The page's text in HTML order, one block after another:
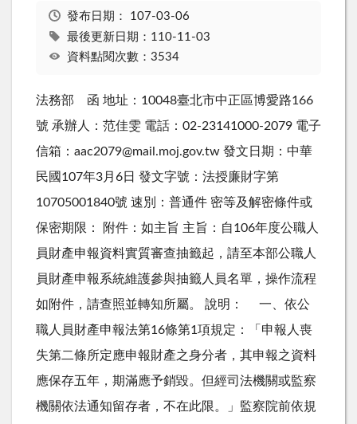
發布日期： 107-03-06
最後更新日期：110-11-03
資料點閱次數：3534
法務部 函 地址：10048臺北市中正區博愛路166
號 承辦人：范佳雯 電話：02-23141000-2079 電子
信箱：aac2079@mail.moj.gov.tw 發文日期：中華
民國107年3月6日 發文字號：法授廉財字第
10705001840號 速別：普通件 密等及解密條件或
保密期限： 附件：如主旨 主旨：自106年度公職人
員財產申報資料實質審查抽籤起，請至本部公職人
員財產申報系統維護參與抽籤人員名單，操作流程
如附件，請查照並轉知所屬。 說明： 一、依公
職人員財產申報法第16條第1項規定：「申報人喪
失第二條所定應申報財產之身分者，其申報之資料
應保存五年，期滿應予銷毀。但經司法機關或監察
機關依法通知留存者，不在此限。」監察院前依規